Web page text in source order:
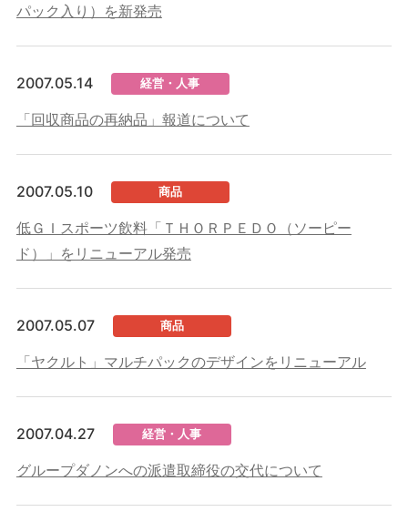
パック入り）を新発売
2007.05.14 経営・人事
「回収商品の再納品」報道について
2007.05.10 商品
低ＧＩスポーツ飲料「ＴＨＯＲＰＥＤＯ（ソーピー
ド）」をリニューアル発売
2007.05.07 商品
「ヤクルト」マルチパックのデザインをリニューアル
2007.04.27 経営・人事
グループダノンへの派遣取締役の交代について